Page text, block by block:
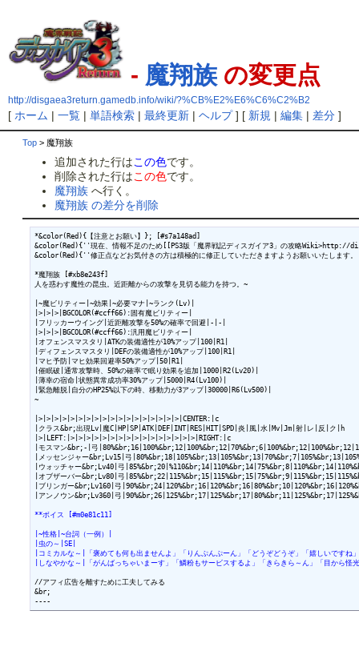
- 魔翔族の変更点
http://disgaea3return.gamedb.info/wiki/?%CB%E2%E6%C6%C2%B2
[ ホーム | 一覧| 単語検索| 最終更新| ヘルプ] [ 新規 | 編集| 差分]
Top > 魔翔族
追加された行はこの色です。
削除された行はこの色です。
魔翔族 へ行く。
魔翔族 の差分を削除
*&color(Red){【注意とお願い】}; [#s7a148ad]
&color(Red){''現在、情報不足のため[[PS3版「魔界戦記ディスガイア3」の攻略
&color(Red){''修正点などお気付きの方は積極的に修正していただきますようお願いいたしま
*魔翔族 [#xb8e243f]
人を惑わす魔性の昆虫。近距離からの攻撃を見切る能力を持つ。~
|~魔ビリティー|~効果|~必要マナ|~ランク(Lv)|
|>|>|>|BGCOLOR(#ccff66):固有魔ビリティー|
|フリッカーウイング|近距離攻撃を50%の確率で回避|-|-|
|>|>|>|BGCOLOR(#ccff66):汎用魔ビリティー|
|オフェンスマスタリ|ATKの装備適性が10%アップ|100|R1|
|ディフェンスマスタリ|DEFの装備適性が10%アップ|100|R1|
|マヒ予防|マヒ効果回避率50%アップ|50|R1|
|催眠破|通常攻撃時、50%の確率で眠り効果を追加|1000|R2(Lv20)|
|薄幸の宿命|状態異常成功率30%アップ|5000|R4(Lv100)|
|緊急離脱|自分のHP25%以下の時、移動力が3アップ|30000|R6(Lv500)|
~
|>|>|>|>|>|>|>|>|>|>|>|>|>|>|>|>|>|>|CENTER:|c
|クラス&br;出現Lv|魔C|HP|SP|ATK|DEF|INT|RES|HIT|SPD|炎|風|水|Mv|Jm|射|レ|反|ク|h
|>|LEFT:|>|>|>|>|>|>|>|>|>|>|>|>|>|>|>|>|RIGHT:|c
|モスマン&br;-|弓
|メッセンジャー&br;Lv15|弓
|ウォッチャー&br;Lv40|弓
|オブザーバー&br;Lv80|弓
|ブリンガー&br;Lv160|弓
|アンノウン&br;Lv360|弓
**ボイス [#m0e81c11]
|~性格|~台詞（一例）|
|虫の～|SE|
|コミカルな～|「褒めても何も出ませんよ」「りんぷんぷーん」「どうぞどうぞ」「嬉しいですね
|しなやかな～|「がんばっちゃいまーす」「鱗粉もサービスするよ」「きらきら～ん」「目から怪
//アフィ広告を離すために工夫してみる
&br;